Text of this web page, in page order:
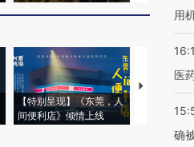
【特别呈现】《东莞，人
间便利店》倾情上线
【推广】走
用
医
确